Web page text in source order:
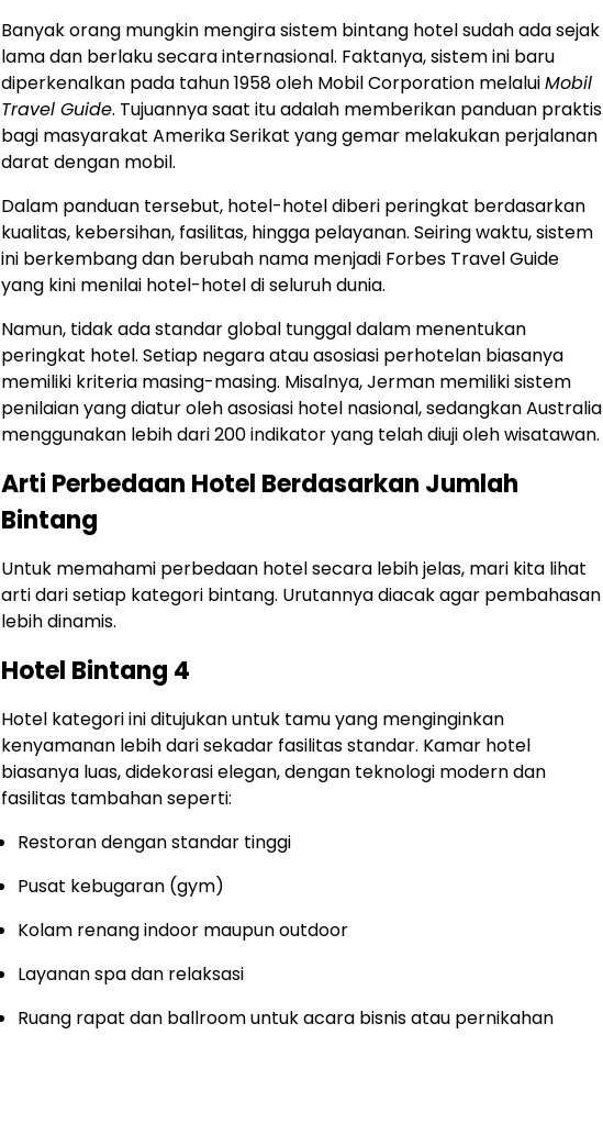
Banyak orang mungkin mengira sistem bintang hotel sudah ada sejak
lama dan berlaku secara internasional. Faktanya, sistem ini baru
diperkenalkan pada tahun 1958 oleh Mobil Corporation melaluiMobil
Travel Guide. Tujuannya saat itu adalah memberikan panduan praktis
bagi masyarakat Amerika Serikat yang gemar melakukan perjalanan
darat dengan mobil.
Dalam panduan tersebut, hotel-hotel diberi peringkat berdasarkan
kualitas, kebersihan, fasilitas, hingga pelayanan. Seiring waktu, sistem
ini berkembang dan berubah nama menjadi Forbes Travel Guide
yang kini menilai hotel-hotel di seluruh dunia.
Namun, tidak ada standar global tunggal dalam menentukan
peringkat hotel. Setiap negara atau asosiasi perhotelan biasanya
memiliki kriteria masing-masing. Misalnya, Jerman memiliki sistem
penilaian yang diatur oleh asosiasi hotel nasional, sedangkan Australia
menggunakan lebih dari 200 indikator yang telah diuji oleh wisatawan.
Arti Perbedaan Hotel Berdasarkan Jumlah
Bintang
Untuk memahami perbedaan hotel secara lebih jelas, mari kita lihat
arti dari setiap kategori bintang. Urutannya diacak agar pembahasan
lebih dinamis.
Hotel Bintang 4
Hotel kategori ini ditujukan untuk tamu yang menginginkan
kenyamanan lebih dari sekadar fasilitas standar. Kamar hotel
biasanya luas, didekorasi elegan, dengan teknologi modern dan
fasilitas tambahan seperti:
Restoran dengan standar tinggi
Pusat kebugaran (gym)
Kolam renang indoor maupun outdoor
Layanan spa dan relaksasi
Ruang rapat dan ballroom untuk acara bisnis atau pernikahan